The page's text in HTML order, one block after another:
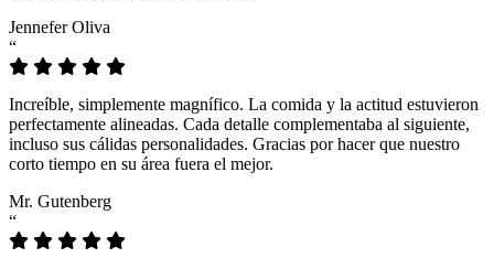
Jennefer Oliva
“
Increíble, simplemente magnífico. La comida y la actitud estuvieron
perfectamente alineadas. Cada detalle complementaba al siguiente,
incluso sus cálidas personalidades. Gracias por hacer que nuestro
corto tiempo en su área fuera el mejor.
Mr. Gutenberg
“